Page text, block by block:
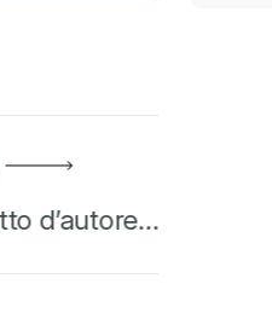
d’autore…